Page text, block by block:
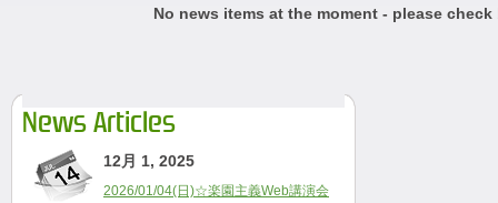
No news items at the moment - please
News Articles
12月 1, 2025
2026/01/04(日)☆楽園主義Web講演会